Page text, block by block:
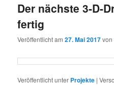
Der nächste 3-D-
fertig
Veröffentlicht am27. Mai 2017von
Veröffentlicht unter Projekte |